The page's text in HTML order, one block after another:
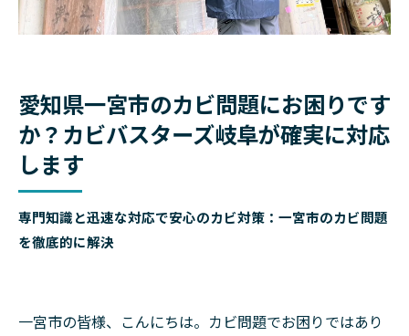
愛知県一宮市のカビ問題にお困りです
か？カビバスターズ岐阜が確実に対応
します
専門知識と迅速な対応で安心のカビ対策：一宮市のカビ問題
を徹底的に解決
一宮市の皆様、こんにちは。カビ問題でお困りではあり